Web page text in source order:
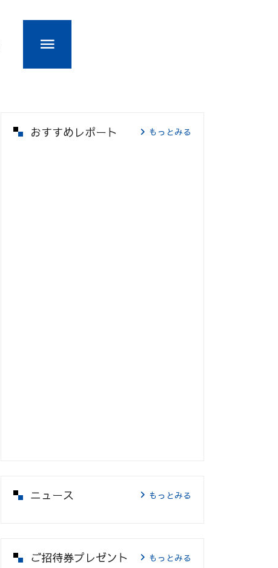
おすすめレポート もっとみる
ニュース もっとみる
ご招待券プレゼント もっとみる